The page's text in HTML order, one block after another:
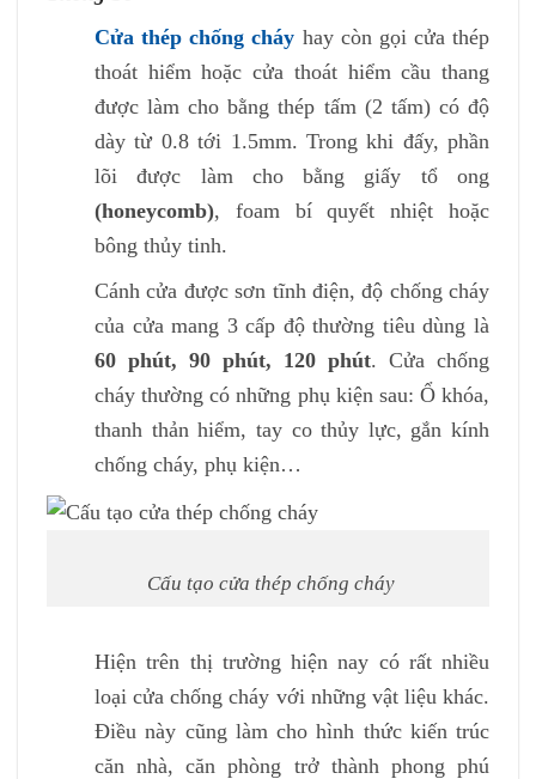
Cửa thép chống cháy hay còn gọi cửa thép
thoát hiểm hoặc cửa thoát hiểm cầu thang
được làm cho bằng thép tấm (2 tấm) có độ
dày từ 0.8 tới 1.5mm. Trong khi đấy, phần
lõi được làm cho bằng giấy tổ ong
(honeycomb), foam bí quyết nhiệt hoặc
bông thủy tinh.
Cánh cửa được sơn tĩnh điện, độ chống cháy
của cửa mang 3 cấp độ thường tiêu dùng là
60 phút, 90 phút, 120 phút. Cửa chống
cháy thường có những phụ kiện sau: Ổ khóa,
thanh thản hiểm, tay co thủy lực, gắn kính
chống cháy, phụ kiện…
Cấu tạo cửa thép chống cháy
Hiện trên thị trường hiện nay có rất nhiều
loại cửa chống cháy với những vật liệu khác.
Điều này cũng làm cho hình thức kiến trúc
căn nhà, căn phòng trở thành phong phú